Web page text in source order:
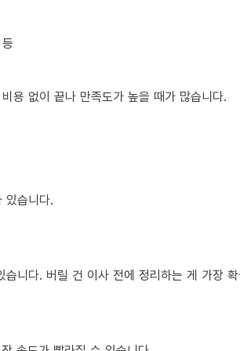
용 없이 끝나 만족도가 높을 때가 많습니다.
있습니다.
니다. 버릴 건 이사 전에 정리하는 게 가장